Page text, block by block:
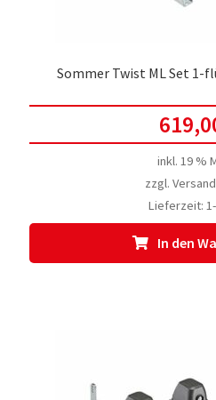
Sommer Twist ML Set
inkl. 19 %
zzgl.
Lieferzeit:
In den